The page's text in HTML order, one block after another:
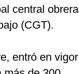
central obrera
(CGT).
entró en vigor